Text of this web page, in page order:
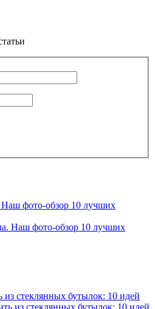
фото-обзор 10 лучших
стеклянных бутылок: 10 идей